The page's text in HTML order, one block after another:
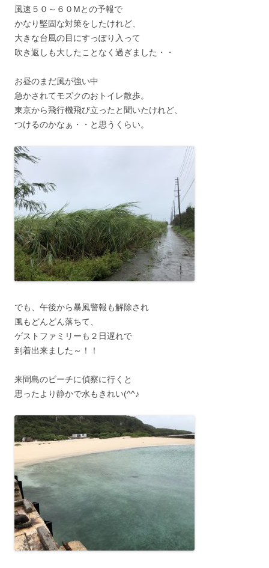
風速５０～６０Mとの予報で
かなり堅固な対策をしたけれど、
大きな台風の目にすっぽり入って
吹き返しも大したことなく過ぎました・・
お昼のまだ風が強い中
急かされてモズクのおトイレ散歩。
東京から飛行機飛び立ったと聞いたけれど、
つけるのかなぁ・・と思うくらい。
でも、午後から暴風警報も解除され
風もどんどん落ちて、
ゲストファミリーも２日遅れで
到着出来ました～！！
来間島のビーチに偵察に行くと
思ったより静かで水もきれい(^^♪